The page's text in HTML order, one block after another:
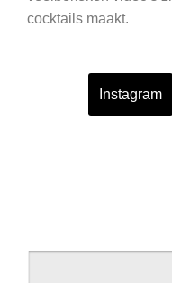
cocktails maakt.
Instagram